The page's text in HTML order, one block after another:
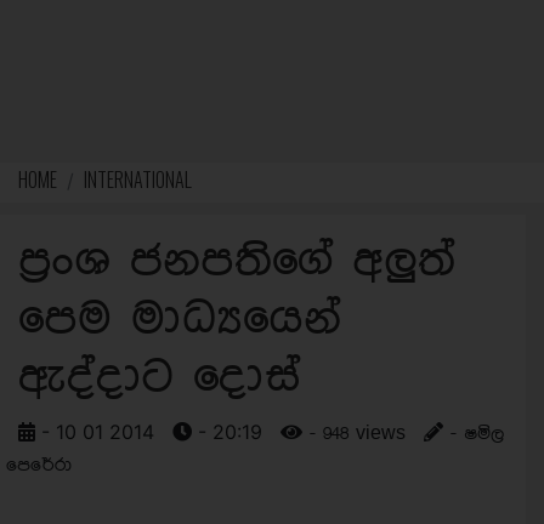
HOME INTERNATIONAL
ප්‍රංශ ජනපතිගේ අලුත්
පෙම මාධ්‍යයෙන්
ඇද්දාට දොස්
- 10 01 2014 - 20:19 - 948 views
- ෂමිල
පෙරේරා